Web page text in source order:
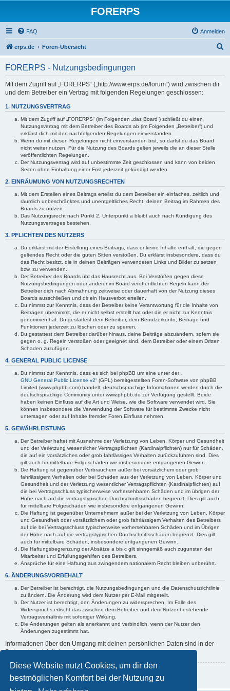
Diese Website nutzt Cookies, um dir den
bestmöglichen Komfort bei der Nutzung zu
FORERPS
FAQ Anmelden
erps.de Foren-Übersicht
FORERPS - Nutzungsbedingungen
Mit dem Zugriff auf „FORERPS“ („http://www.erps.de/forum“) wird zwischen dir
und dem Betreiber ein Vertrag mit folgenden Regelungen geschlossen:
1. NUTZUNGSVERTRAG
Mit dem Zugriff auf „FORERPS“ (im Folgenden „das Board“) schließt du einen
Nutzungsvertrag mit dem Betreiber des Boards ab (im Folgenden „Betreiber“) und
erklärst dich mit den nachfolgenden Regelungen einverstanden.
Wenn du mit diesen Regelungen nicht einverstanden bist, so darfst du das Board
nicht weiter nutzen. Für die Nutzung des Boards gelten jeweils die an dieser Stelle
veröffentlichten Regelungen.
Der Nutzungsvertrag wird auf unbestimmte Zeit geschlossen und kann von beiden
Seiten ohne Einhaltung einer Frist jederzeit gekündigt werden.
2. EINRÄUMUNG VON NUTZUNGSRECHTEN
Mit dem Erstellen eines Beitrags erteilst du dem Betreiber ein einfaches, zeitlich und
räumlich unbeschränktes und unentgeltliches Recht, deinen Beitrag im Rahmen des
Boards zu nutzen.
Das Nutzungsrecht nach Punkt 2, Unterpunkt a bleibt auch nach Kündigung des
Nutzungsvertrages bestehen.
3. PFLICHTEN DES NUTZERS
Du erklärst mit der Erstellung eines Beitrags, dass er keine Inhalte enthält, die gegen
geltendes Recht oder die guten Sitten verstoßen. Du erklärst insbesondere, dass du
das Recht besitzt, die in deinen Beiträgen verwendeten Links und Bilder zu setzen
bzw. zu verwenden.
Der Betreiber des Boards übt das Hausrecht aus. Bei Verstößen gegen diese
Nutzungsbedingungen oder anderer im Board veröffentlichten Regeln kann der
Betreiber dich nach Abmahnung zeitweise oder dauerhaft von der Nutzung dieses
Boards ausschließen und dir ein Hausverbot erteilen.
Du nimmst zur Kenntnis, dass der Betreiber keine Verantwortung für die Inhalte von
Beiträgen übernimmt, die er nicht selbst erstellt hat oder die er nicht zur Kenntnis
genommen hat. Du gestattest dem Betreiber, dein Benutzerkonto, Beiträge und
Funktionen jederzeit zu löschen oder zu sperren.
Du gestattest dem Betreiber darüber hinaus, deine Beiträge abzuändern, sofern sie
gegen o. g. Regeln verstoßen oder geeignet sind, dem Betreiber oder einem Dritten
Schaden zuzufügen.
4. GENERAL PUBLIC LICENSE
Du nimmst zur Kenntnis, dass es sich bei phpBB um eine unter der „
GNU General Public License v2“ (GPL) bereitgestellten Foren-Software von phpBB
Limited (www.phpbb.com) handelt; deutschsprachige Informationen werden durch die
deutschsprachige Community unter www.phpbb.de zur Verfügung gestellt. Beide
haben keinen Einfluss auf die Art und Weise, wie die Software verwendet wird. Sie
können insbesondere die Verwendung der Software für bestimmte Zwecke nicht
untersagen oder auf Inhalte fremder Foren Einfluss nehmen.
5. GEWÄHRLEISTUNG
Der Betreiber haftet mit Ausnahme der Verletzung von Leben, Körper und Gesundheit
und der Verletzung wesentlicher Vertragspflichten (Kardinalpflichten) nur für Schäden,
die auf ein vorsätzliches oder grob fahrlässiges Verhalten zurückzuführen sind. Dies
gilt auch für mittelbare Folgeschäden wie insbesondere entgangenen Gewinn.
Die Haftung ist gegenüber Verbrauchern außer bei vorsätzlichem oder grob
fahrlässigem Verhalten oder bei Schäden aus der Verletzung von Leben, Körper und
Gesundheit und der Verletzung wesentlicher Vertragspflichten (Kardinalpflichten) auf
die bei Vertragsschluss typischerweise vorhersehbaren Schäden und im übrigen der
Höhe nach auf die vertragstypischen Durchschnittsschäden begrenzt. Dies gilt auch
für mittelbare Folgeschäden wie insbesondere entgangenen Gewinn.
Die Haftung ist gegenüber Unternehmern außer bei der Verletzung von Leben, Körper
und Gesundheit oder vorsätzlichem oder grob fahrlässigem Verhalten des Betreibers
auf die bei Vertragsschluss typischerweise vorhersehbaren Schäden und im Übrigen
der Höhe nach auf die vertragstypischen Durchschnittsschäden begrenzt. Dies gilt
auch für mittelbare Schäden, insbesondere entgangenen Gewinn.
Die Haftungsbegrenzung der Absätze a bis c gilt sinngemäß auch zugunsten der
Mitarbeiter und Erfüllungsgehilfen des Betreibers.
Ansprüche für eine Haftung aus zwingendem nationalem Recht bleiben unberührt.
6. ÄNDERUNGSVORBEHALT
Der Betreiber ist berechtigt, die Nutzungsbedingungen und die Datenschutzrichtlinie
zu ändern. Die Änderung wird dem Nutzer per E-Mail mitgeteilt.
Der Nutzer ist berechtigt, den Änderungen zu widersprechen. Im Falle des
Widerspruchs erlischt das zwischen dem Betreiber und dem Nutzer bestehende
Vertragsverhältnis mit sofortiger Wirkung.
Die Änderungen gelten als anerkannt und verbindlich, wenn der Nutzer den
Änderungen zugestimmt hat.
Informationen über den Umgang mit deinen persönlichen Daten sind in der
Datenschutzrichtlinie enthalten.
Zurück zur vorherigen Seite